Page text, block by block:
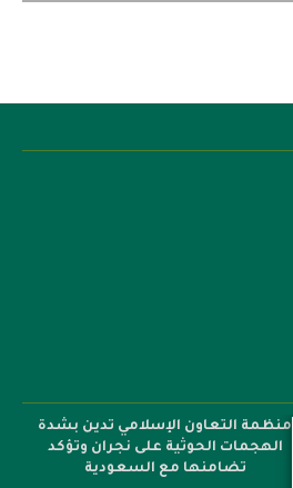
منظمة التعاون الإسلامي تدين بشدة
الهجمات الحوثية على نجران وتؤكد
تضامنها مع السعودية